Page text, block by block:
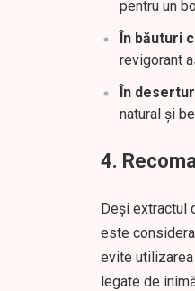
pentru un
În băuturi
revigorant
În
natural și
4.
Deși extractul
este
evite
legate de